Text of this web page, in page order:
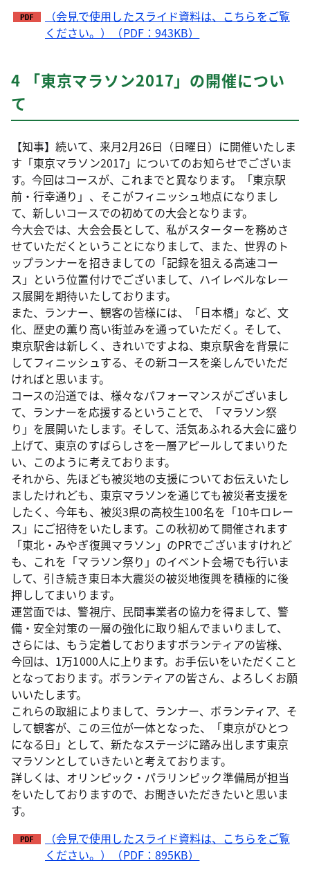
（会見で使用したスライド資料は、こちらをご覧
ください。）（PDF：943KB）
4 「東京マラソン2017」の開催につい
て
【知事】続いて、来月2月26日（日曜日）に開催いたしま
す「東京マラソン2017」についてのお知らせでございま
す。今回はコースが、これまでと異なります。「東京駅
前・行幸通り」、そこがフィニッシュ地点になりまし
て、新しいコースでの初めての大会となります。
今大会では、大会会長として、私がスターターを務めさ
せていただくということになりまして、また、世界のト
ップランナーを招きましての「記録を狙える高速コー
ス」という位置付けでございまして、ハイレベルなレー
ス展開を期待いたしております。
また、ランナー、観客の皆様には、「日本橋」など、文
化、歴史の薫り高い街並みを通っていただく。そして、
東京駅舎は新しく、きれいですよね、東京駅舎を背景に
してフィニッシュする、その新コースを楽しんでいただ
ければと思います。
コースの沿道では、様々なパフォーマンスがございまし
て、ランナーを応援するということで、「マラソン祭
り」を展開いたします。そして、活気あふれる大会に盛り
上げて、東京のすばらしさを一層アピールしてまいりた
い、このように考えております。
それから、先ほども被災地の支援についてお伝えいたし
ましたけれども、東京マラソンを通じても被災者支援を
したく、今年も、被災3県の高校生100名を「10キロレー
ス」にご招待をいたします。この秋初めて開催されます
「東北・みやぎ復興マラソン」のPRでございますけれど
も、これを「マラソン祭り」のイベント会場でも行いま
して、引き続き東日本大震災の被災地復興を積極的に後
押ししてまいります。
運営面では、警視庁、民間事業者の協力を得まして、警
備・安全対策の一層の強化に取り組んでまいりまして、
さらには、もう定着しておりますボランティアの皆様、
今回は、1万1000人に上ります。お手伝いをいただくこと
となっております。ボランティアの皆さん、よろしくお願
いいたします。
これらの取組によりまして、ランナー、ボランティア、そ
して観客が、この三位が一体となった、「東京がひとつ
になる日」として、新たなステージに踏み出します東京
マラソンとしていきたいと考えております。
詳しくは、オリンピック・パラリンピック準備局が担当
をいたしておりますので、お聞きいただきたいと思いま
す。
（会見で使用したスライド資料は、こちらをご覧
ください。）（PDF：895KB）